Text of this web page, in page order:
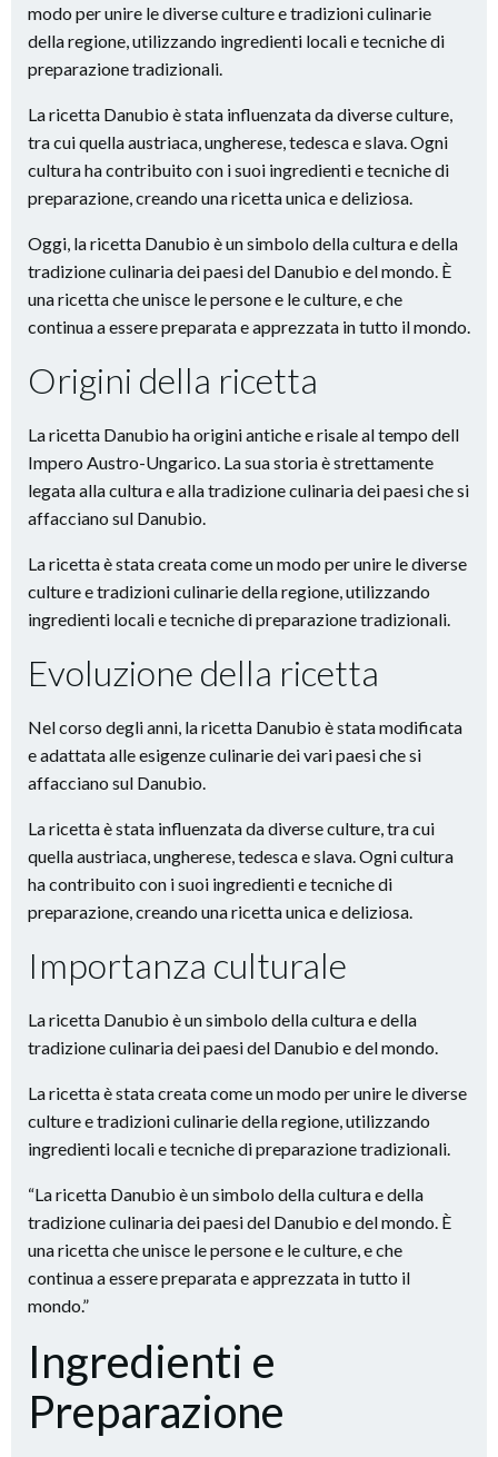
modo per unire le diverse culture e tradizioni culinarie
della regione, utilizzando ingredienti locali e tecniche di
preparazione tradizionali.
La ricetta Danubio è stata influenzata da diverse culture,
tra cui quella austriaca, ungherese, tedesca e slava. Ogni
cultura ha contribuito con i suoi ingredienti e tecniche di
preparazione, creando una ricetta unica e deliziosa.
Oggi, la ricetta Danubio è un simbolo della cultura e della
tradizione culinaria dei paesi del Danubio e del mondo. È
una ricetta che unisce le persone e le culture, e che
continua a essere preparata e apprezzata in tutto il mondo.
Origini della ricetta
La ricetta Danubio ha origini antiche e risale al tempo dell
Impero Austro-Ungarico. La sua storia è strettamente
legata alla cultura e alla tradizione culinaria dei paesi che si
affacciano sul Danubio.
La ricetta è stata creata come un modo per unire le diverse
culture e tradizioni culinarie della regione, utilizzando
ingredienti locali e tecniche di preparazione tradizionali.
Evoluzione della ricetta
Nel corso degli anni, la ricetta Danubio è stata modificata
e adattata alle esigenze culinarie dei vari paesi che si
affacciano sul Danubio.
La ricetta è stata influenzata da diverse culture, tra cui
quella austriaca, ungherese, tedesca e slava. Ogni cultura
ha contribuito con i suoi ingredienti e tecniche di
preparazione, creando una ricetta unica e deliziosa.
Importanza culturale
La ricetta Danubio è un simbolo della cultura e della
tradizione culinaria dei paesi del Danubio e del mondo.
La ricetta è stata creata come un modo per unire le diverse
culture e tradizioni culinarie della regione, utilizzando
ingredienti locali e tecniche di preparazione tradizionali.
“La ricetta Danubio è un simbolo della cultura e della
tradizione culinaria dei paesi del Danubio e del mondo. È
una ricetta che unisce le persone e le culture, e che
continua a essere preparata e apprezzata in tutto il
mondo.”
Ingredienti e
Preparazione